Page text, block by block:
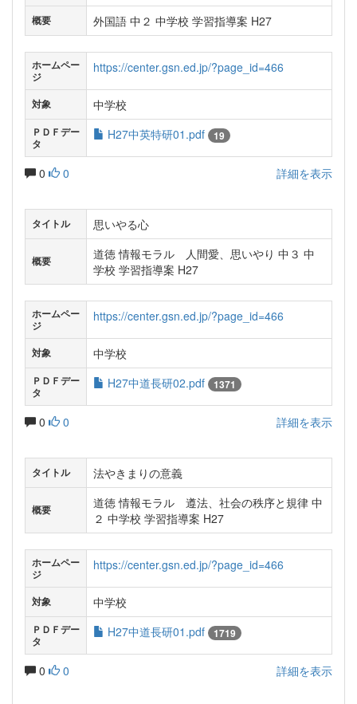
概要 外国語 中２ 中学校 学習指導案 H27
ホームペー
ジ
https://center.gsn.ed.jp/?page_id=466
対象 中学校
ＰＤＦデー
タ
H27中英特研01.pdf 19
0 0 詳細を表示
タイトル 思いやる心
概要
道徳 情報モラル 人間愛、思いやり 中３ 中
学校 学習指導案 H27
ホームペー
ジ
https://center.gsn.ed.jp/?page_id=466
対象 中学校
ＰＤＦデー
タ
H27中道長研02.pdf 1371
0 0 詳細を表示
タイトル 法やきまりの意義
概要
道徳 情報モラル 遵法、社会の秩序と規律 中
２ 中学校 学習指導案 H27
ホームペー
ジ
https://center.gsn.ed.jp/?page_id=466
対象 中学校
ＰＤＦデー
タ
H27中道長研01.pdf 1719
0 0 詳細を表示